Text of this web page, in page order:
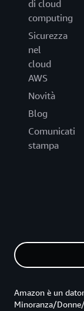
di cloud
computing
Sicurezza
nel
cloud
AWS
Novità
Blog
Comunicati
stampa
Amazon è un
Minoranza/